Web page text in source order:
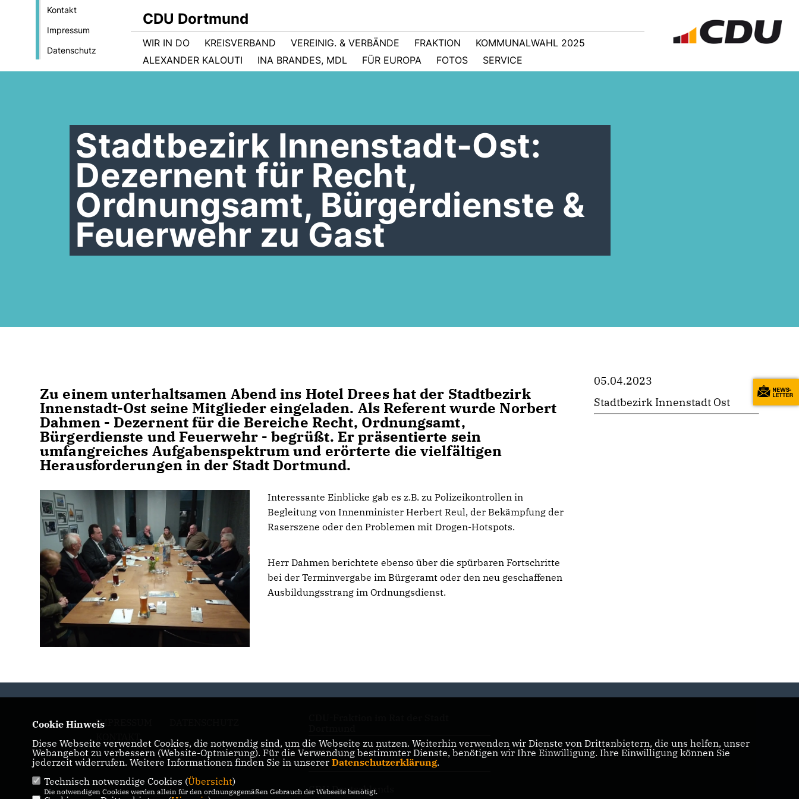
Kontakt
Impressum
Datenschutz
CDU Dortmund
WIR IN DO KREISVERBAND VEREINIG. & VERBÄNDE FRAKTION
KOMMUNALWAHL 2025
ALEXANDER KALOUTI
INA BRANDES, MDL FÜR EUROPA FOTOS SERVICE
Stadtbezirk Innenstadt-Ost:
Dezernent für Recht,
Ordnungsamt, Bürgerdienste &
Feuerwehr zu Gast
Zu einem unterhaltsamen Abend ins Hotel Drees hat der Stadtbezirk
Innenstadt-Ost seine Mitglieder eingeladen. Als Referent wurde Norbert
Dahmen - Dezernent für die Bereiche Recht, Ordnungsamt,
Bürgerdienste und Feuerwehr - begrüßt. Er präsentierte sein
umfangreiches Aufgabenspektrum und erörterte die vielfältigen
Herausforderungen in der Stadt Dortmund.
Interessante Einblicke gab es z.B. zu Polizeikontrollen in
Begleitung von Innenminister Herbert Reul, der Bekämpfung der
Raserszene oder den Problemen mit Drogen-Hotspots.
Herr Dahmen berichtete ebenso über die spürbaren Fortschritte
bei der Terminvergabe im Bürgeramt oder den neu geschaffenen
Ausbildungsstrang im Ordnungsdienst.
05.04.2023
Stadtbezirk Innenstadt Ost
IMPRESSUM
KONTAKT
CDU NRW
CDU Deutschlands
Cookie Hinweis
Diese Webseite verwendet Cookies, die notwendig sind, um die Webseite zu nutzen. Weiterhin verwenden wir Dienste von Drittanbietern, die uns helfen, unser
Webangebot zu verbessern (Website-Optmierung). Für die Verwendung bestimmter Dienste, benötigen wir Ihre Einwilligung. Ihre Einwilligung können Sie
jederzeit widerrufen. Weitere Informationen finden Sie in unserer Datenschutzerklärung.
Technisch notwendige Cookies (Übersicht)
Die notwendigen Cookies werden allein für den ordnungsgemäßen Gebrauch der Webseite benötigt.